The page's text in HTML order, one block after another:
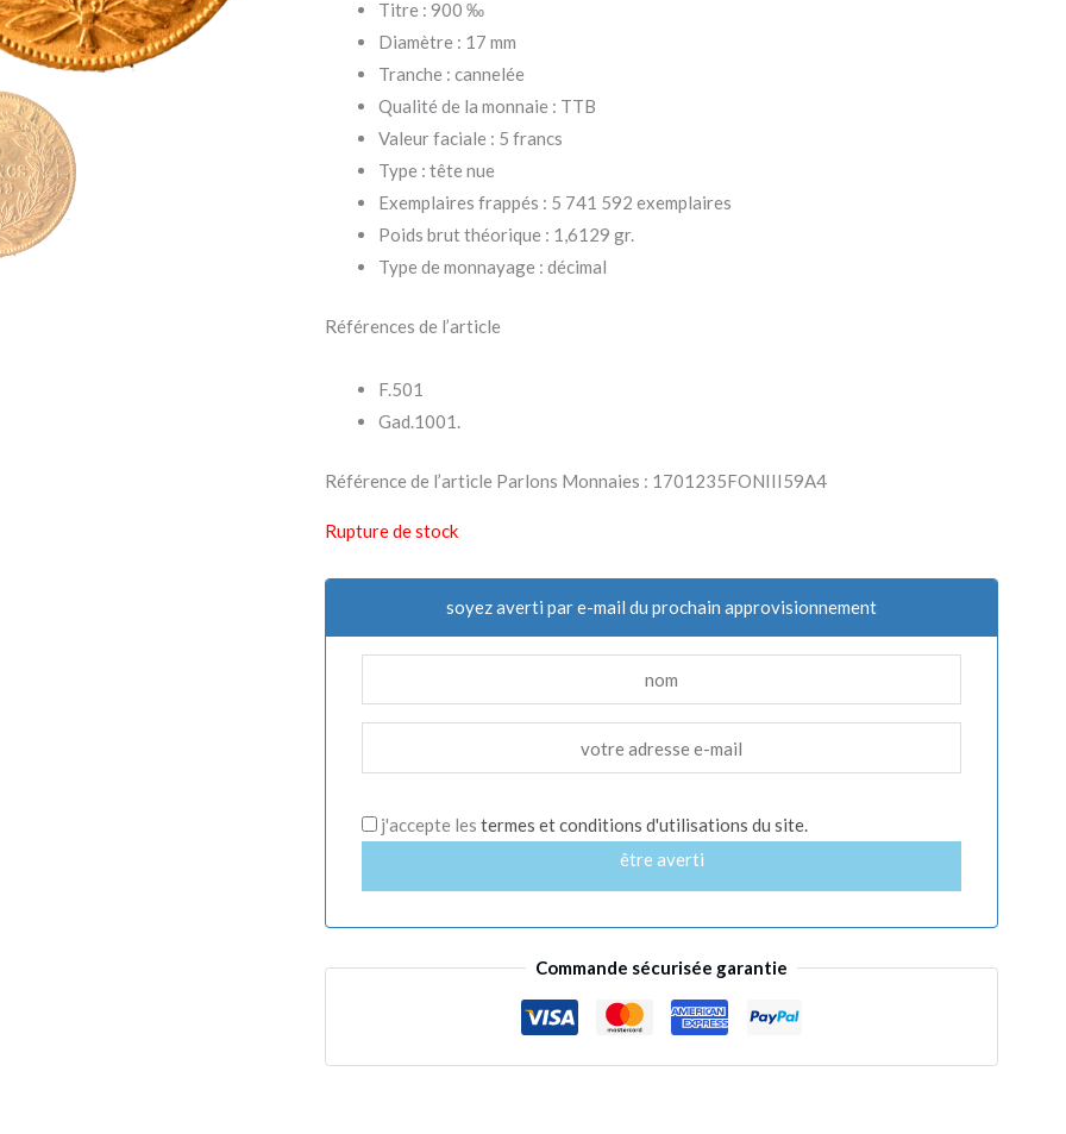
Titre : 900 ‰
Diamètre : 17 mm
Tranche : cannelée
Qualité de la monnaie : TTB
Valeur faciale : 5 francs
Type : tête nue
Exemplaires frappés : 5 741 592 exemplaires
Poids brut théorique : 1,6129 gr.
Type de monnayage : décimal
Références de l’article
F.501
Gad.1001.
Référence de l’article Parlons Monnaies : 1701235FONIII59A4
Rupture de stock
soyez averti par e-mail du prochain approvisionnement
j'accepte lestermes et conditions d'utilisations du site.
être averti
Commande sécurisée garantie